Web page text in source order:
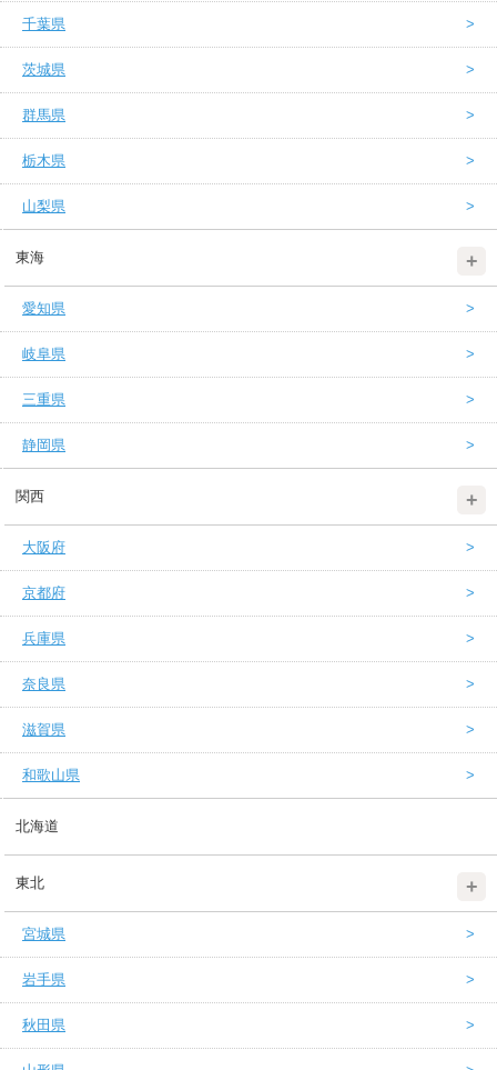
千葉県
茨城県
群馬県
栃木県
山梨県
東海
愛知県
岐阜県
三重県
静岡県
関西
大阪府
京都府
兵庫県
奈良県
滋賀県
和歌山県
北海道
東北
宮城県
岩手県
秋田県